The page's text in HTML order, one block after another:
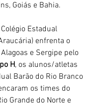
Goiás e Bahia.
Estadual
enfrenta o
e Sergipe pelo
H, os alunos/atletas
Barão do Rio Branco
os times do
Grande do Norte e